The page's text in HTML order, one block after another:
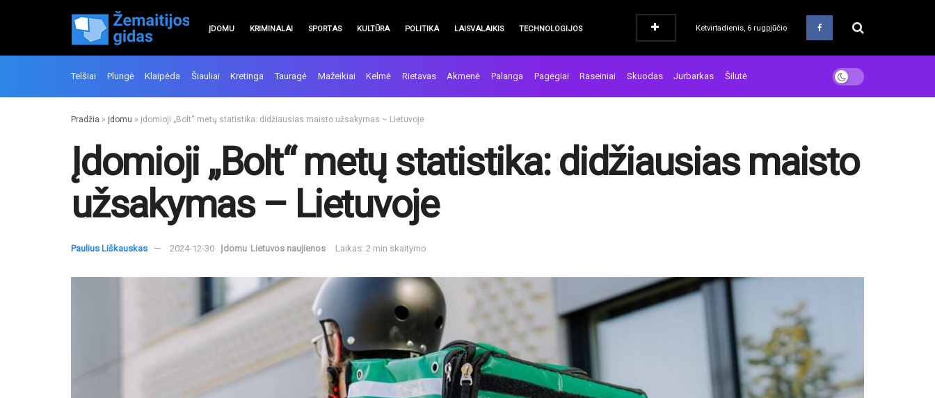
ĮDOMU KRIMINALAI SPORTAS KULTŪRA POLITIKA LAISVALAIKIS TECHNOLOGIJOS Ketvirtadienis, 6 rugpjūčio
Telšiai Plungė Klaipėda Šiauliai Kretinga Tauragė Mažeikiai Kelmė Rietavas Akmenė Palanga Pagėgiai Raseiniai Skuodas Jurbarkas Šilutė
Pradžia » Įdomu » Įdomioji „Bolt“ metų statistika: didžiausias maisto užsakymas – Lietuvoje
Įdomioji „Bolt“ metų statistika: didžiausias maisto
užsakymas – Lietuvoje
Paulius Liškauskas 2024-12-30 Įdomu Lietuvos naujienos Laikas: 2 min skaitymo